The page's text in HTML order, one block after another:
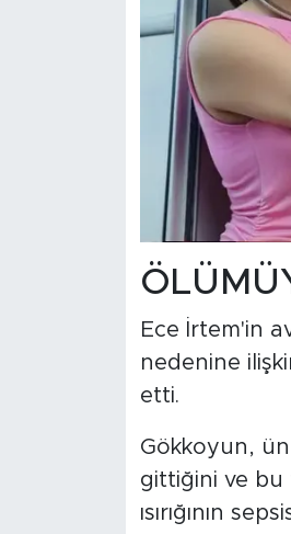
Ece İrtem'in
nedenine
etti.
Gökkoyun,
gittiğini ve bu
ısırığının